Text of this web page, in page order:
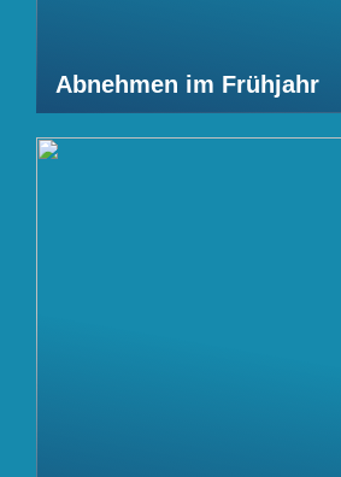
Abnehmen im Frühjahr